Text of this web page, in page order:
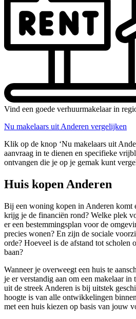
Vind een goede verhuurmakelaar in
Nu makelaars uit Anderen vergelijken
Klik op de knop ‘Nu makelaars uit
aanvraag in te dienen en specifieke
ontvangen die je op je gemak kunt
Huis kopen Anderen
Bij een woning kopen in Anderen komt
krijg je de financiën rond? Welke plek
er een bestemmingsplan voor de
precies wonen? En zijn de sociale
orde? Hoeveel is de afstand tot scholen
baan?
Wanneer je overweegt een huis te
je er verstandig aan om een makelaar in
uit de streek Anderen is bij uitstek
hoogte is van alle ontwikkelingen
met een huis kiezen op basis van jouw